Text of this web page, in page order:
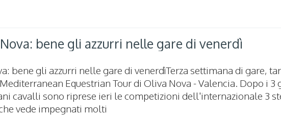
bene gli azzurri nelle gare di venerdì
bene gli azzurri nelle gare di venerdìTerza settimana di gare,
Equestrian Tour di Oliva Nova - Valencia. Dopo i 3
cavalli sono riprese ieri le competizioni dell'internazionale 3
vede impegnati molti